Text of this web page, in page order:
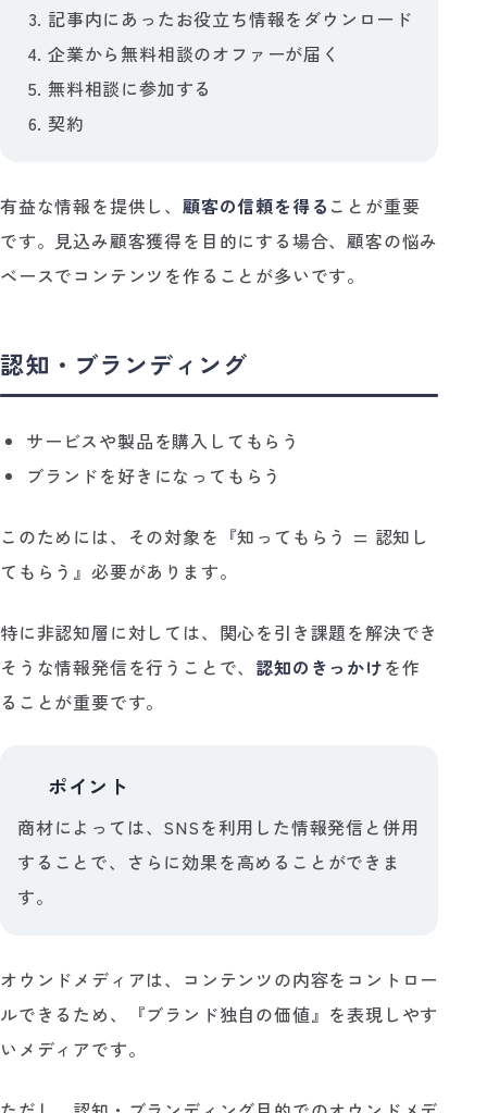
記事内にあったお役立ち情報をダウンロード
企業から無料相談のオファーが届く
無料相談に参加する
契約
有益な情報を提供し、 顧客の信頼を得る ことが重要
です。見込み顧客獲得を目的にする場合、顧客の悩み
ベースでコンテンツを作ることが多いです。
認知・ブランディング
サービスや製品を購入してもらう
ブランドを好きになってもらう
このためには、その対象を『知ってもらう = 認知し
てもらう』必要があります。
特に非認知層に対しては、関心を引き課題を解決でき
そうな情報発信を行うことで、 認知のきっかけを作
ることが重要です。
ポイント
商材によっては、SNSを利用した情報発信と併用
することで、さらに効果を高めることができま
す。
オウンドメディアは、コンテンツの内容をコントロー
ルできるため、『ブランド独自の価値』を表現しやす
いメディアです。